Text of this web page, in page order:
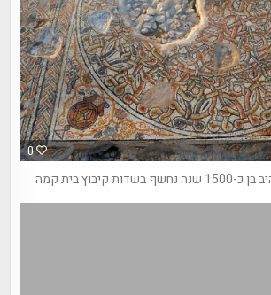
0
קיבוץ בית קמה